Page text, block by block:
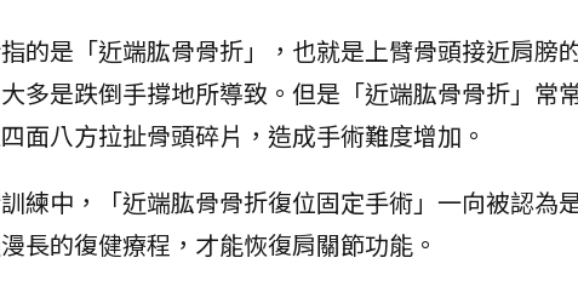
的是「近端肱骨骨折」，也就是上臂骨頭接近肩膀
多是跌倒手撐地所導致。但是「近端肱骨骨折」常
面八方拉扯骨頭碎片，造成手術難度增加。
練中，「近端肱骨骨折復位固定手術」一向被認為
長的復健療程，才能恢復肩關節功能。